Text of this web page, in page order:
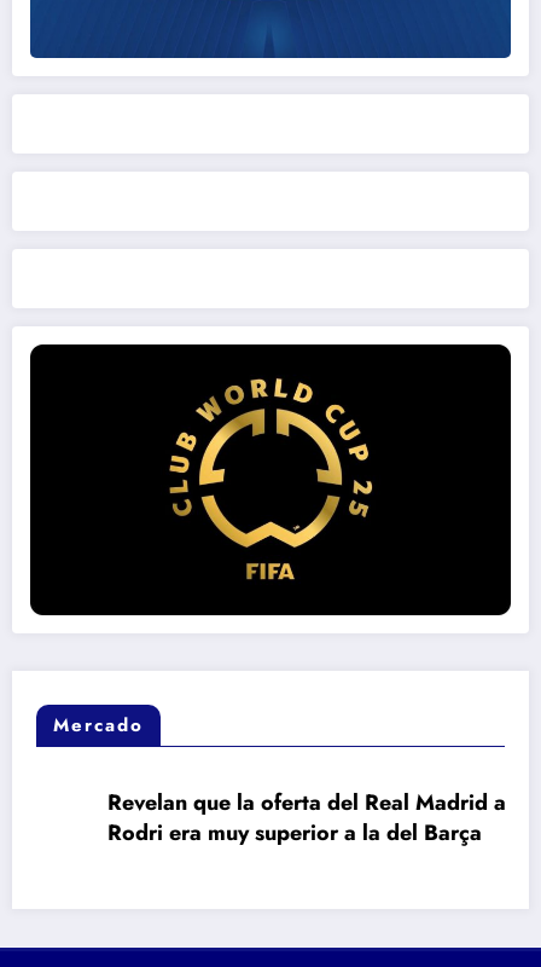
Mercado
Revelan que la oferta del Real Madrid a
Rodri era muy superior a la del Barça